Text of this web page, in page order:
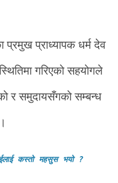
प्रमुख प्राध्यापक धर्म देव
गरिएको सहयोगले
र समुदायसँगको सम्बन्ध
कस्तो महसुस भयो?